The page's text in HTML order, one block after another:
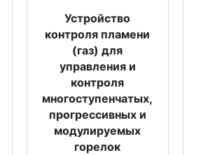
Устройство
контроля пламени
(газ) для
управления и
контроля
многоступенчатых,
прогрессивных и
модулируемых
горелок